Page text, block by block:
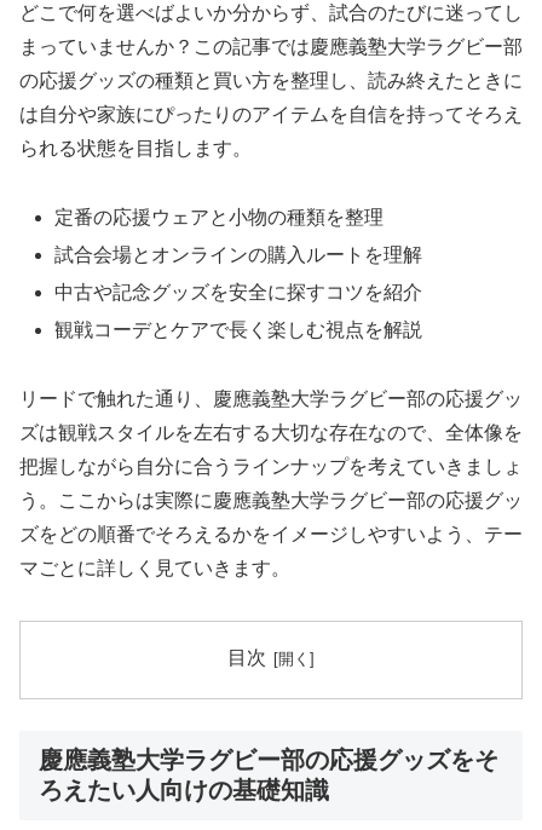
どこで何を選べばよいか分からず、試合のたびに迷ってし
まっていませんか？この記事では慶應義塾大学ラグビー部
の応援グッズの種類と買い方を整理し、読み終えたときに
は自分や家族にぴったりのアイテムを自信を持ってそろえ
られる状態を目指します。
定番の応援ウェアと小物の種類を整理
試合会場とオンラインの購入ルートを理解
中古や記念グッズを安全に探すコツを紹介
観戦コーデとケアで長く楽しむ視点を解説
リードで触れた通り、慶應義塾大学ラグビー部の応援グッ
ズは観戦スタイルを左右する大切な存在なので、全体像を
把握しながら自分に合うラインナップを考えていきましょ
う。ここからは実際に慶應義塾大学ラグビー部の応援グッ
ズをどの順番でそろえるかをイメージしやすいよう、テー
マごとに詳しく見ていきます。
目次
慶應義塾大学ラグビー部の応援グッズをそ
ろえたい人向けの基礎知識